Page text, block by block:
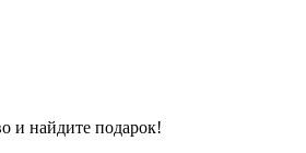
и найдите подарок!